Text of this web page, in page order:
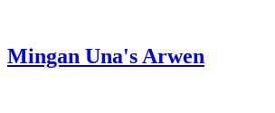
Mingan Una's Arwen